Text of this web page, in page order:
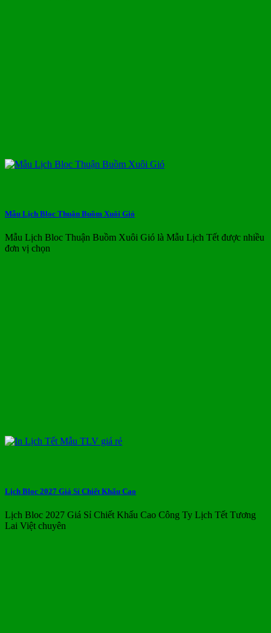
Mẫu Lịch Bloc Thuận Buồm Xuôi Gió
Mẫu Lịch Bloc Thuận Buồm Xuôi Gió là Mẫu Lịch Tết được nhiều
đơn vị chọn
Lịch Bloc 2027 Giá Sỉ Chiết Khấu Cao
Lịch Bloc 2027 Giá Sỉ Chiết Khấu Cao Công Ty Lịch Tết Tương
Lai Việt chuyên